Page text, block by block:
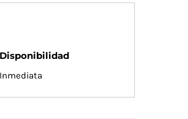
Disponibilidad
Inmediata